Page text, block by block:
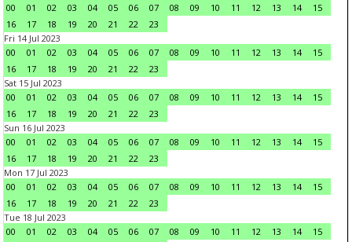
00
01 02 03 04 05 06 07 08 09 10 11 12 13 14
15
16
17 18 19 20 21 22
23
Fri 14 Jul 2023
00
01 02 03 04 05 06 07 08 09 10 11 12 13 14
15
16
17 18 19 20 21 22
23
Sat 15 Jul 2023
00
01 02 03 04 05 06 07 08 09 10 11 12 13 14
15
16
17 18 19 20 21 22
23
Sun 16 Jul 2023
00
01 02 03 04 05 06 07 08 09 10 11 12 13 14
15
16
17 18 19 20 21 22
23
Mon 17 Jul 2023
00
01 02 03 04 05 06 07 08 09 10 11 12 13 14
15
16
17 18 19 20 21 22
23
Tue 18 Jul 2023
00
01 02 03 04 05 06 07 08 09 10 11 12 13 14 15